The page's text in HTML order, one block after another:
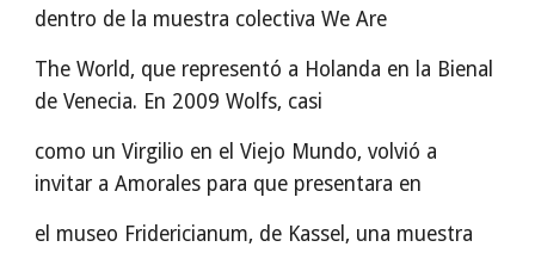
dentro de la muestra colectiva We Are
The World, que representó a Holanda en la Bienal
de Venecia. En 2009 Wolfs, casi
como un Virgilio en el Viejo Mundo, volvió a
invitar a Amorales para que presentara en
el museo Fridericianum, de Kassel, una muestra